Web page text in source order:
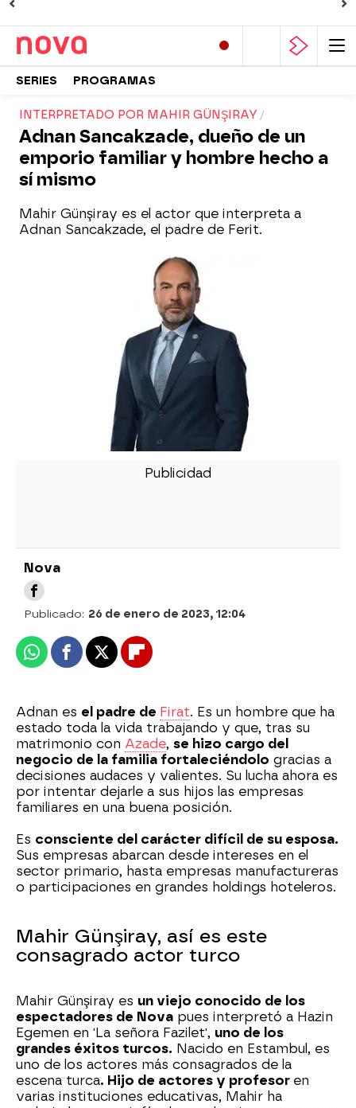
SERIES PROGRAMAS
INTERPRETADO POR MAHIR GÜNŞIRAY
Adnan Sancakzade, dueño de un
emporio familiar y hombre hecho a
sí mismo
Mahir Günşiray es el actor que interpreta a
Adnan Sancakzade, el padre de Ferit.
Nova
Publicado: 26 de enero de 2023, 12:04
WhatsappFacebook
X Flipboard
Adnan es el padre de Firat. Es un hombre que ha
estado toda la vida trabajando y que, tras su
matrimonio con Azade, se hizo cargo del
negocio de la familia fortaleciéndolo gracias a
decisiones audaces y valientes. Su lucha ahora es
por intentar dejarle a sus hijos las empresas
familiares en una buena posición.
Es consciente del carácter difícil de su esposa.
Sus empresas abarcan desde intereses en el
sector primario, hasta empresas manufactureras
o participaciones en grandes holdings hoteleros.
Mahir Günşiray, así es este
consagrado actor turco
Mahir Günşiray es un viejo conocido de los
espectadores de Nova pues interpretó a Hazin
Egemen en 'La señora Fazilet', uno de los
grandes éxitos turcos. Nacido en Estambul, es
uno de los actores más consagrados de la
escena turca. Hijo de actores y profesor en
varias instituciones educativas, Mahir ha